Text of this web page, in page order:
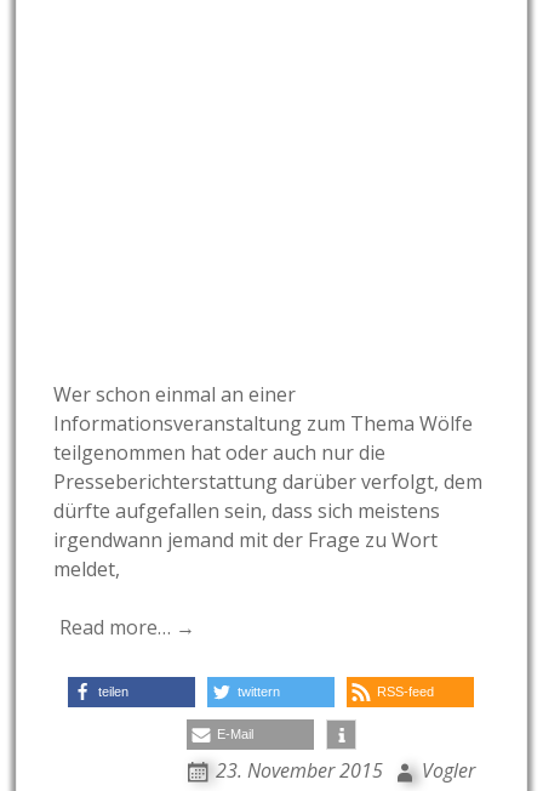
Wer schon einmal an einer
Informationsveranstaltung zum Thema Wölfe
teilgenommen hat oder auch nur die
Presseberichterstattung darüber verfolgt, dem
dürfte aufgefallen sein, dass sich meistens
irgendwann jemand mit der Frage zu Wort
meldet,
Read more… →
teilen twittern RSS-feed
E-Mail
23. November 2015 Vogler